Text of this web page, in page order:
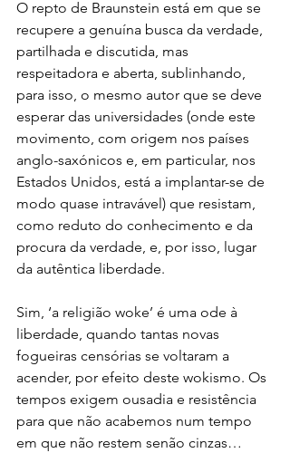
O repto de Braunstein está em que se
recupere a genuína busca da verdade,
partilhada e discutida, mas
respeitadora e aberta, sublinhando,
para isso, o mesmo autor que se deve
esperar das universidades (onde este
movimento, com origem nos países
anglo-saxónicos e, em particular, nos
Estados Unidos, está a implantar-se de
modo quase intravável) que resistam,
como reduto do conhecimento e da
procura da verdade, e, por isso, lugar
da autêntica liberdade.
Sim, ‘a religião woke’ é uma ode à
liberdade, quando tantas novas
fogueiras censórias se voltaram a
acender, por efeito deste wokismo. Os
tempos exigem ousadia e resistência
para que não acabemos num tempo
em que não restem senão cinzas…